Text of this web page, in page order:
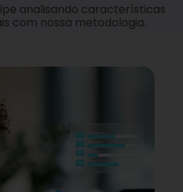
analisando características
com nossa metodologia.